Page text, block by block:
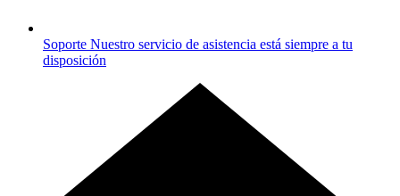
Soporte Nuestro servicio de asistencia está siempre a tu
disposición